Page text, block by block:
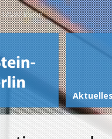
Berlin
Aktuelles